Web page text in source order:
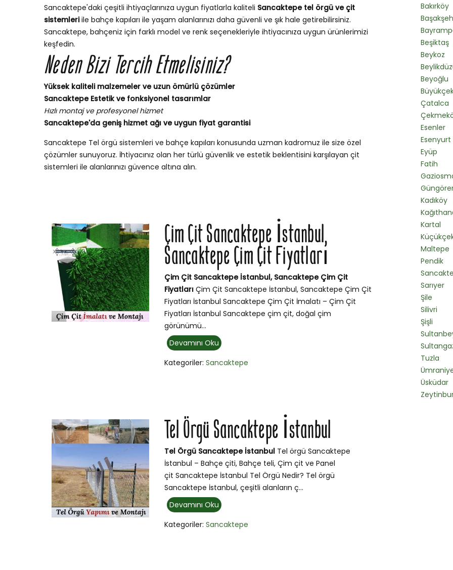
Bakırköy
Beşiktaş
Beykoz
Beyoğlu
Çatalca
Esenler
Esenyurt
Eyüp
Fatih
Kadıköy
Kartal
Maltepe
Pendik
Sarıyer
Şile
Silivri
Şişli
Tuzla
Üsküdar
Sancaktepe'daki çeşitli ihtiyaçlarınıza uygun fiyatlarla kaliteli Sancaktepe tel örgü ve çit
sistemleriile bahçe kapıları ile yaşam alanlarınızı daha güvenli ve şık hale getirebilirsiniz.
Sancaktepe, bahçeniz için farklı model ve renk seçenekleriyle ihtiyacınıza uygun ürünlerimizi
keşfedin.
Neden Bizi Tercih Etmelisiniz?
Yüksek kaliteli malzemeler ve uzun ömürlü çözümler
Sancaktepe Estetik ve fonksiyonel tasarımlar
Hızlı montaj ve profesyonel hizmet
Sancaktepe'da geniş hizmet ağı ve uygun fiyat garantisi
Sancaktepe Tel örgü sistemleri ve bahçe kapıları konusunda uzman kadromuz ile size özel
çözümler sunuyoruz. İhtiyacınız olan her türlü güvenlik ve estetik beklentisini karşılayan çit
sistemleri ile alanlarınızı güvence altına alın.
Çim Çit Sancaktepe İstanbul,
Sancaktepe Çim Çit Fiyatları
Çim Çit Sancaktepe İstanbul, Sancaktepe Çim Çit
Fiyatları Çim Çit Sancaktepe İstanbul, Sancaktepe Çim Çit
Fiyatları İstanbul Sancaktepe Çim Çit İmalatı – Çim Çit
Fiyatları İstanbul Sancaktepe çim çit, doğal çim
görünümü...
Devamını Oku
Kategoriler:Sancaktepe
Tel Örgü Sancaktepe İstanbul
Tel Örgü Sancaktepe İstanbul Tel örgü Sancaktepe
İstanbul – Bahçe çiti, Bahçe teli, Çim çit ve Panel
çit Sancaktepe İstanbul Tel Örgü Nedir? Tel örgü
Sancaktepe İstanbul, çeşitli alanların ç...
Devamını Oku
Kategoriler:Sancaktepe